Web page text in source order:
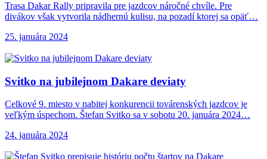
Trasa Dakar Rally pripravila pre jazdcov náročné chvíle. Pre
divákov však vytvorila nádhernú kulisu, na pozadí ktorej sa opäť…
25. januára 2024
Svitko na jubilejnom Dakare deviaty
Celkové 9. miesto v nabitej konkurencii továrenských jazdcov je
veľkým úspechom. Štefan Svitko sa v sobotu 20. januára 2024…
24. januára 2024